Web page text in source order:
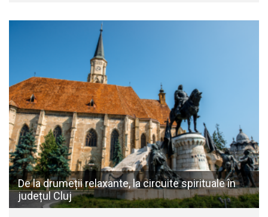
De la drumeții relaxante, la circuite spirituale în
județul Cluj